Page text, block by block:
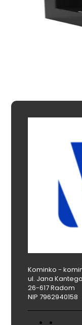
Kominko -
ul. Jana
26-617 Radom
NIP 7962940158